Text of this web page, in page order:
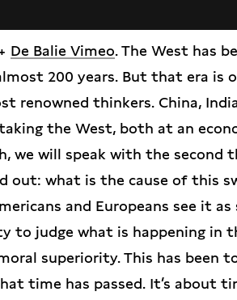
+ De Balie Vimeo. The West has
200 years. But that era is
renowned thinkers. China,
the West, both at an
we will speak with the second
out: what is the cause of this
and Europeans see it
to judge what is happening in
superiority. This has been
time has passed. It’s about